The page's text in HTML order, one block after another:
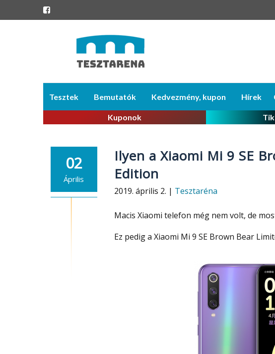
content
Tesztek Bemutatók Kedvezmény, kupon Hírek
Kuponok
02
Április
Ilyen a Xiaomi Mi 9 SE
Edition
2019. április 2. | Tesztaréna
Macis Xiaomi telefon még nem volt, de
Ez pedig a Xiaomi Mi 9 SE Brown Bear